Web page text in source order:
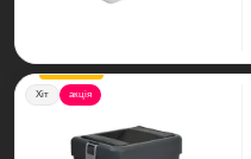
Хіт акція